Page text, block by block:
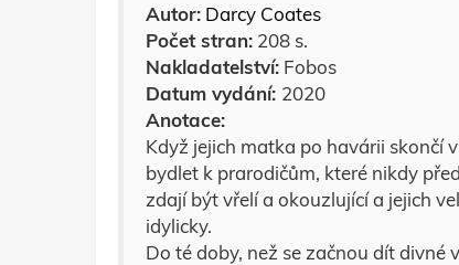
Autor: Darcy Coates
Počet stran: 208 s.
Nakladatelství: Fobos
Datum vydání: 2020
Anotace:
Když jejich matka po havárii skončí
bydlet k prarodičům, které nikdy
zdají být vřelí a okouzlující a jejich
idylicky.
Do té doby, než se začnou dít divné